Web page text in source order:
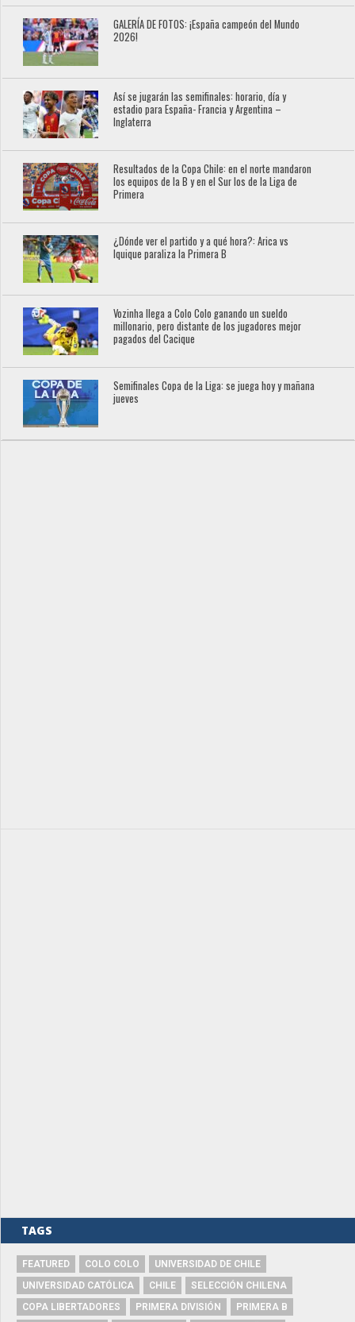
GALERÍA DE FOTOS: ¡España campeón del Mundo
2026!
Así se jugarán las semifinales: horario, día y
estadio para España- Francia y Argentina –
Inglaterra
Resultados de la Copa Chile: en el norte mandaron
los equipos de la B y en el Sur los de la Liga de
Primera
¿Dónde ver el partido y a qué hora?: Arica vs
Iquique paraliza la Primera B
Vozinha llega a Colo Colo ganando un sueldo
millonario, pero distante de los jugadores mejor
pagados del Cacique
Semifinales Copa de la Liga: se juega hoy y mañana
jueves
TAGS
FEATURED COLO COLO
UNIVERSIDAD DE CHILE
UNIVERSIDAD CATÓLICA
CHILE
SELECCIÓN CHILENA
COPA LIBERTADORES
PRIMERA DIVISIÓN
PRIMERA B